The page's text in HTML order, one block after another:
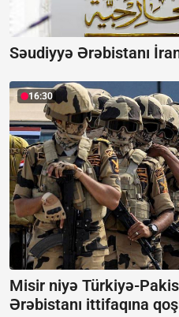
Səudiyyə Ərəbistanı
16:30
Misir niyə Türkiyə-
Ərəbistanı ittifaqına